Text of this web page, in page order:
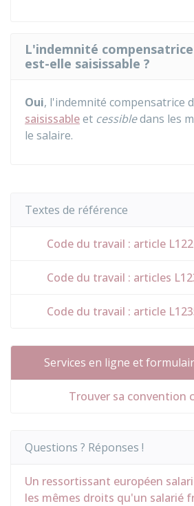
L'indemnité
est-elle saisissable ?
Oui, l'indemnité compensatrice
saisissableet cessibledans les
le salaire.
Textes de référence
Code du travail : article
Code du travail : articles
Code du travail : article
Services en ligne et
Trouver sa convention
Questions ? Réponses !
Un ressortissant européen
les mêmes droits qu'un salarié